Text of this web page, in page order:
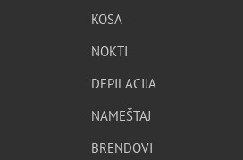
KOSA
NOKTI
DEPILACIJA
NAMEŠTAJ
BRENDOVI